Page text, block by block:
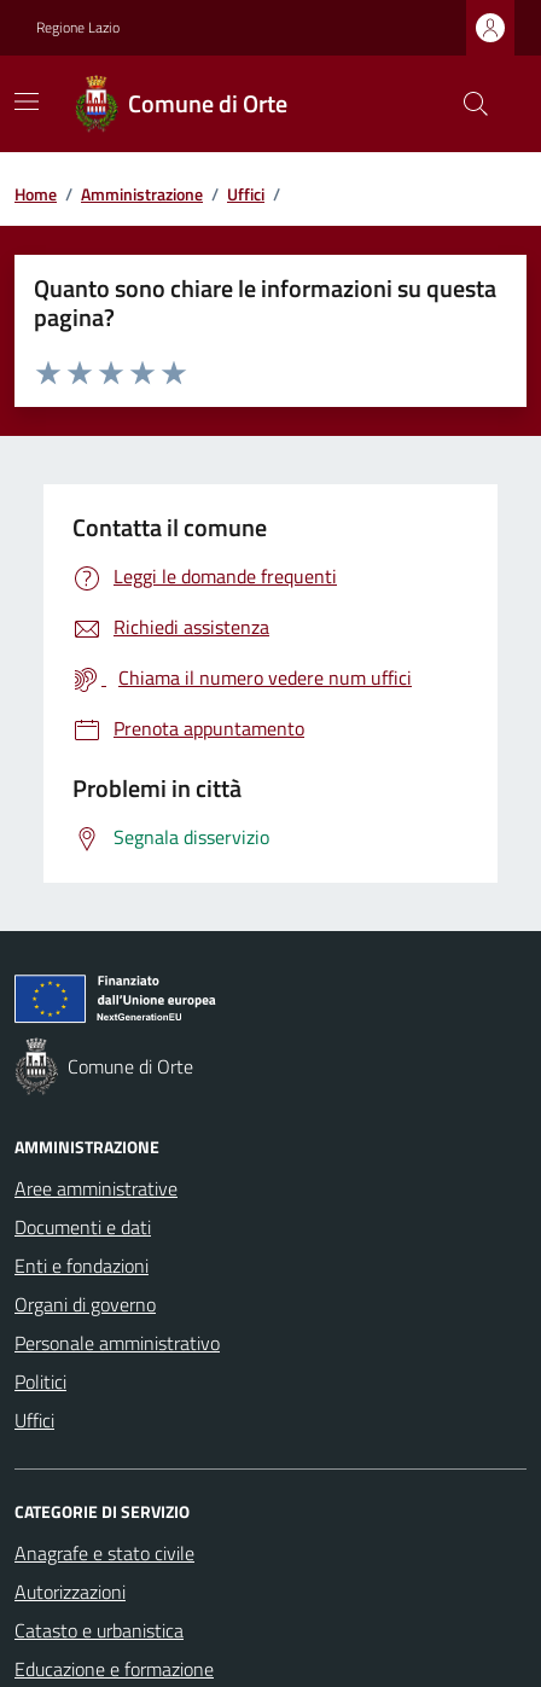
Regione Lazio
Comune di Orte
Home / Amministrazione / Uffici /
Quanto sono chiare le informazioni su questa
pagina?
Valuta da 1 a 5 stelle la pagina
Valuta 5 stelle su 5
Valuta 4 stelle su 5
Valuta 3 stelle su 5
Valuta 2 stelle su 5
Valuta 1 stelle su 5
Contatta il comune
Leggi le domande frequenti
Richiedi assistenza
Chiama il numero vedere num uffici
Prenota appuntamento
Problemi in città
Segnala disservizio
Comune di Orte
AMMINISTRAZIONE
Aree amministrative
Documenti e dati
Enti e fondazioni
Organi di governo
Personale amministrativo
Politici
Uffici
CATEGORIE DI SERVIZIO
Anagrafe e stato civile
Autorizzazioni
Catasto e urbanistica
Educazione e formazione